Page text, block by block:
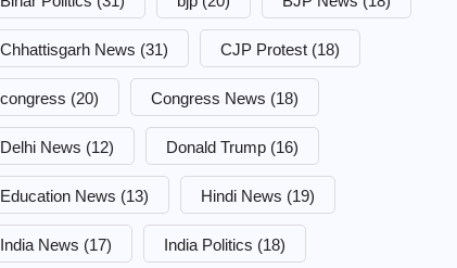
Chhattisgarh News (31) CJP Protest (18)
congress (20) Congress News (18)
Delhi News (12) Donald Trump (16)
Education News (13) Hindi News (19)
India News (17) India Politics (18)